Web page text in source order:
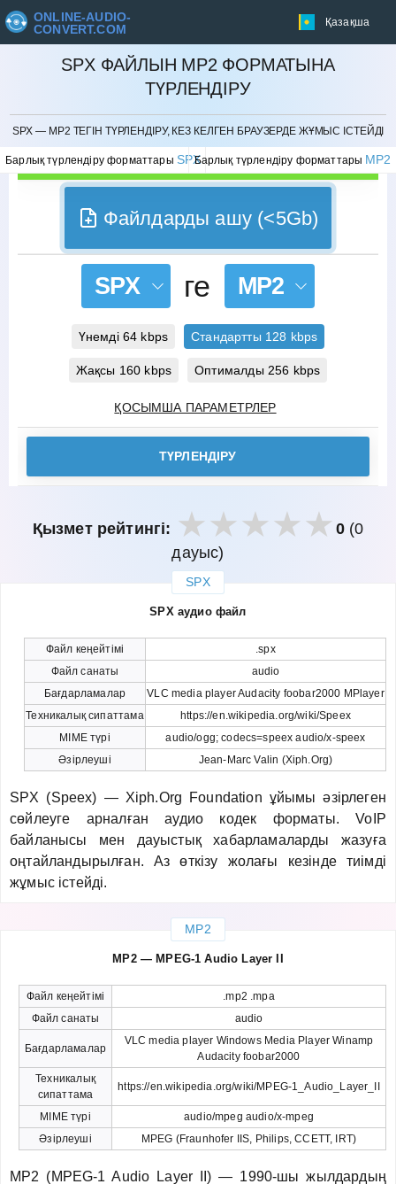
ONLINE-AUDIO-
CONVERT.COM
Қазақша
SPX ФАЙЛЫН MP2 ФОРМАТЫНА
ТҮРЛЕНДІРУ
SPX — MP2 ТЕГІН ТҮРЛЕНДІРУ, КЕЗ КЕЛГЕН БРАУЗЕРДЕ ЖҰМЫС ІСТЕЙДІ
Барлық түрлендіру форматтары SPXБарлық түрлендіру форматтары MP2
БОЛДЫРМАУ
Файлдарды ашу (<5Gb)
SPX ге MP2
Үнемді 64 kbps Стандартты 128 kbps
Жақсы 160 kbps Оптималды 256 kbps
ҚОСЫМША ПАРАМЕТРЛЕР
ТҮРЛЕНДІРУ
Қызмет рейтингі: 0(0
дауыс)
SPX
SPX аудио файл
Файл кеңейтімі
.spx
Файл санаты
audio
Бағдарламалар
VLC media player Audacity foobar2000 MPlayer
Техникалық сипаттама
https://en.wikipedia.org/wiki/Speex
MIME түрі
audio/ogg; codecs=speex audio/x-speex
Әзірлеуші
Jean-Marc Valin (Xiph.Org)
SPX (Speex) — Xiph.Org Foundation ұйымы әзірлеген
сөйлеуге арналған аудио кодек форматы. VoIP
байланысы мен дауыстық хабарламаларды жазуға
оңтайландырылған. Аз өткізу жолағы кезінде тиімді
жұмыс істейді.
MP2
MP2 — MPEG-1 Audio Layer II
Файл кеңейтімі
.mp2 .mpa
Файл санаты
audio
Бағдарламалар
VLC media player Windows Media Player Winamp
Audacity foobar2000
Техникалық
сипаттама
https://en.wikipedia.org/wiki/MPEG-1_Audio_Layer_II
MIME түрі
audio/mpeg audio/x-mpeg
Әзірлеуші
MPEG (Fraunhofer IIS, Philips, CCETT, IRT)
MP2 (MPEG-1 Audio Layer II) — 1990-шы жылдардың